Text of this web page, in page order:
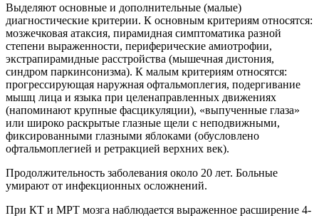
Выделяют основные и дополнительные (малые)
диагностические критерии. К основным критериям относятся:
мозжечковая атаксия, пирамидная симптоматика разной
степени выраженности, периферические амиотрофии,
экстрапирамидные расстройства (мышечная дистония,
синдром паркинсонизма). К малым критериям относятся:
прогрессирующая наружная офтальмоплегия, подергивание
мышц лица и языка при целенаправленных движениях
(напоминают крупные фасцикуляции), «выпученные глаза»
или широко раскрытые глазные щели с неподвижными,
фиксированными глазными яблоками (обусловлено
офтальмоплегией и ретракцией верхних век).
Продолжительность заболевания около 20 лет. Больные
умирают от инфекционных осложнений.
При КТ и МРТ мозга наблюдается выраженное расширение 4-